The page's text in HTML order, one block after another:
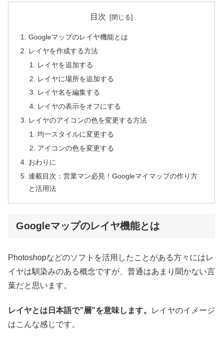
目次
Googleマップのレイヤ機能とは
レイヤを作成する方法
レイヤを追加する
レイヤに場所を追加する
レイヤ名を編集する
レイヤの表示をオフにする
レイヤのアイコンの色を変更する方法
均一スタイルに変更する
アイコンの色を変更する
おわりに
連載目次：営業マン必見！Googleマイマップの作り方
と活用法
Googleマップのレイヤ機能とは
Photoshopなどのソフトを活用したことがある方々にはレ
イヤは馴染みのある概念ですが、普通はあまり聞かない言
葉だと思います。
レイヤとは日本語で”層”を意味します。
レイヤのイメージ
はこんな感じです。